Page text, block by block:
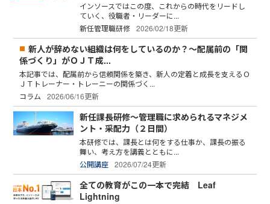
インソースではこの度、これからの時代をリードし
ていく、役職者・リーダーに...
新任管理職研修 2026/02/18更新
新人が辞めない組織は何をしているのか？～配属前の「関
係づくり」がＯＪＴ成...
本記事では、配属前から信頼関係を築き、新人の定着と成長を支えるＯ
ＪＴトレーナー・トレーニーの関係づく...
コラム
2026/06/16更新
新任課長研修～管理職に求められるマネジメ
ント・采配力（２日間）
本研修では、課長とは何をする仕事か、課長の振る
舞い、考え方を講義とともに...
公開講座 2026/07/24更新
全ての教育がこの一本で完結 Leaf
Lightning